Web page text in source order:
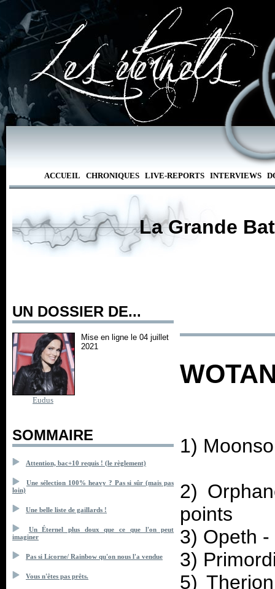
ACCUEIL CHRONIQUES LIVE-REPORTS INTERVIEWS
La Grande
UN DOSSIER DE...
Eudus
Mise en ligne le 04 juillet
2021
SOMMAIRE
Attention, bac+10 requis ! (le règlement)
Une sélection 100% heavy ? Pas si sûr (mais pas
loin)
Une belle liste de gaillards !
Un Éternel plus doux que ce que l'on peut
imaginer
Pas si Licorne/ Rainbow qu'on nous l'a vendue
Vous n'êtes pas prêts.
1)
2)
points
3) Opeth
3)
5)